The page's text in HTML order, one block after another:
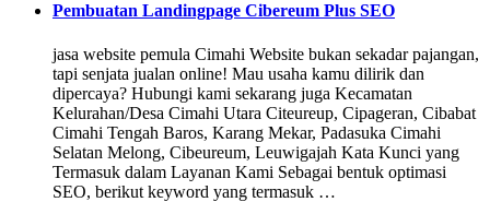
Pembuatan Landingpage Cibereum Plus SEO
jasa website pemula Cimahi Website bukan sekadar pajangan,
tapi senjata jualan online! Mau usaha kamu dilirik dan
dipercaya? Hubungi kami sekarang juga Kecamatan
Kelurahan/Desa Cimahi Utara Citeureup, Cipageran, Cibabat
Cimahi Tengah Baros, Karang Mekar, Padasuka Cimahi
Selatan Melong, Cibeureum, Leuwigajah Kata Kunci yang
Termasuk dalam Layanan Kami Sebagai bentuk optimasi
SEO, berikut keyword yang termasuk …